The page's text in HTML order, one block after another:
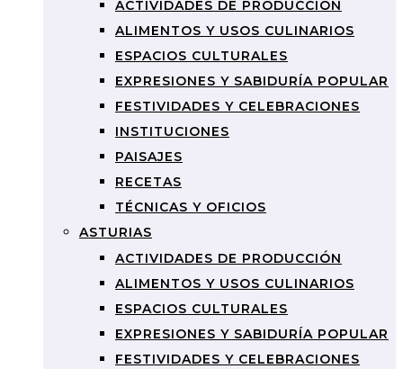
ACTIVIDADES DE PRODUCCIÓN
ALIMENTOS Y USOS CULINARIOS
ESPACIOS CULTURALES
EXPRESIONES Y SABIDURÍA POPULAR
FESTIVIDADES Y CELEBRACIONES
INSTITUCIONES
PAISAJES
RECETAS
TÉCNICAS Y OFICIOS
ASTURIAS
ACTIVIDADES DE PRODUCCIÓN
ALIMENTOS Y USOS CULINARIOS
ESPACIOS CULTURALES
EXPRESIONES Y SABIDURÍA POPULAR
FESTIVIDADES Y CELEBRACIONES